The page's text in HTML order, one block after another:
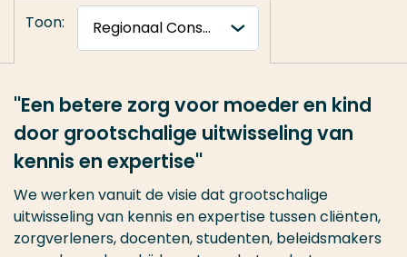
Toon:
''Een betere zorg voor moeder en kind
door grootschalige uitwisseling van
kennis en expertise''
We werken vanuit de visie dat grootschalige
uitwisseling van kennis en expertise tussen cliënten,
zorgverleners, docenten, studenten, beleidsmakers